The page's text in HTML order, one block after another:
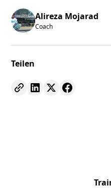
Alireza Mojarad
Coach
Teilen